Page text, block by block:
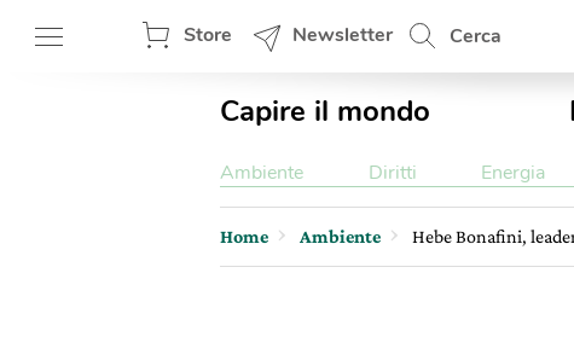
Store Newsletter Cerca
Capire il mondo
Ambiente Diritti Energia
Home Ambiente Hebe Bonafini,